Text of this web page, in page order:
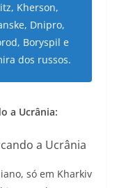
Kherson,
Dnipro,
Boryspil e
dos russos.
a Ucrânia:
a Ucrânia
só em Kharkiv